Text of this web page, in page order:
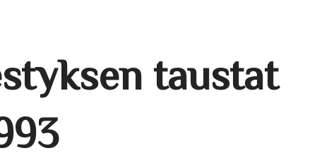
taustat